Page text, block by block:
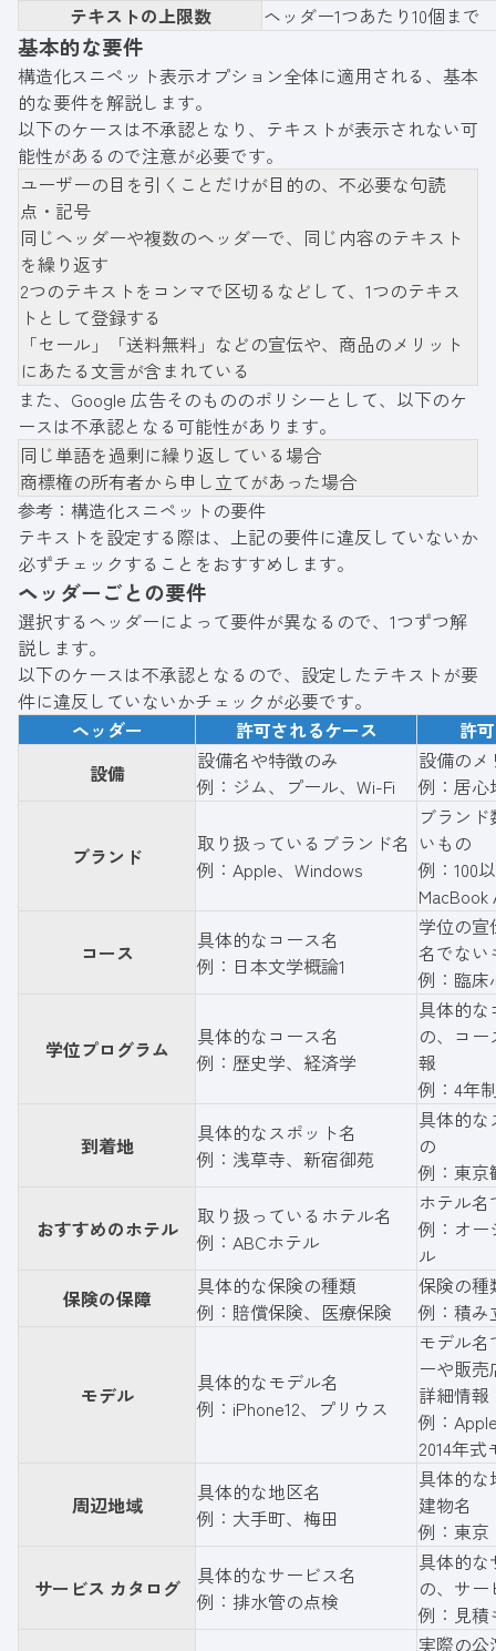
テキストの上限数
ヘッダー1つあたり10個まで
基本的な要件
構造化スニペット表示オプション全体に適用される、基本
的な要件を解説します。
以下のケースは不承認となり、テキストが表示されない可
能性があるので注意が必要です。
ユーザーの目を引くことだけが目的の、不必要な句読
点・記号
同じヘッダーや複数のヘッダーで、同じ内容のテキスト
を繰り返す
2つのテキストをコンマで区切るなどして、1つのテキス
トとして登録する
「セール」「送料無料」などの宣伝や、商品のメリット
にあたる文言が含まれている
また、Google 広告そのもののポリシーとして、以下のケ
ースは不承認となる可能性があります。
同じ単語を過剰に繰り返している場合
商標権の所有者から申し立てがあった場合
参考： 構造化スニペットの要件
テキストを設定する際は、上記の要件に違反していないか
必ずチェックすることをおすすめします。
ヘッダーごとの要件
選択するヘッダーによって要件が異なるので、1つずつ解
説します。
以下のケースは不承認となるので、設定したテキストが要
件に違反していないかチェックが必要です。
ヘッダー
許可されるケース
許
設備
設備名や特徴のみ
例：ジム、プール、Wi-Fi
設備のメ
例：居心
ブランド
取り扱っているブランド名
例：Apple、Windows
ブラン
いもの
例：100
コース
具体的なコース名
例：日本文学概論1
学位の
名でない
例：臨床
学位プログラム
具体的なコース名
例：歴史学、経済学
具体的
の、コ
報
例：4年
到着地
具体的なスポット名
例：浅草寺、新宿御苑
具体的
の
例：東京
おすすめのホテル
取り扱っているホテル名
例：ABCホテル
ホテル
例：オー
ル
保険の保障
具体的な保険の種類
例：賠償保険、医療保険
保険の種
例：積み
モデル
具体的なモデル名
例：iPhone12、プリウス
モデル
ーや販
詳細情報
例：
2014年式
周辺地域
具体的な地区名
例：大手町、梅田
具体的
建物名
例：東京
サービス カタログ
具体的なサービス名
例：排水管の点検
具体的
の、サ
例：見積
実際の